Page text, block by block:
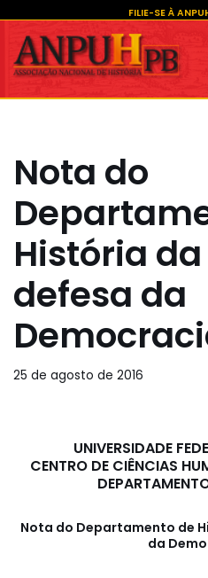
Pular
para
FILIE-SE À
Nota do
História da
defesa da
25 de agosto de 2016
UNIVERSIDADE
CENTRO DE CIÊNCIAS
Nota do Departamento de
da